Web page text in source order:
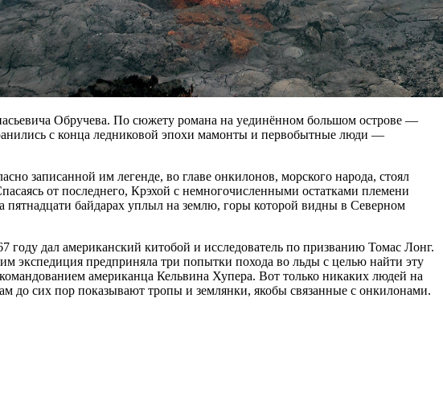
Обручева. По сюжету романа на уединённом большом острове —
с конца ледниковой эпохи мамонты и первобытные люди —
записанной им легенде, во главе онкилонов, морского народа, стоял
от последнего, Крэхой с немногочисленными остатками племени
пятнадцати байдарах уплыл на землю, горы которой видны в Северном
году дал американский китобой и исследователь по призванию Томас Лонг.
экспедиция предприняла три попытки похода во льды с целью найти эту
американца Кельвина Хупера. Вот только никаких людей на
до сих пор показывают тропы и землянки, якобы связанные с онкилонами.